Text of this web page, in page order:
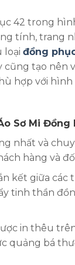
42 trong
tính, trang
loại đồng
cũng tạo nên
hợp với hình
Sơ Mi Đồng
nhất và
hàng và
kết giữa các
tinh thần
in thêu
quảng bá